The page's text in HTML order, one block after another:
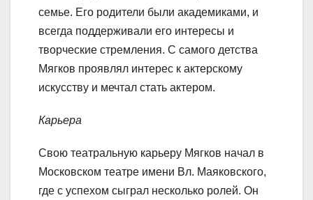
семье. Его родители были академиками, и
всегда поддерживали его интересы и
творческие стремления. С самого детства
Мягков проявлял интерес к актерскому
искусству и мечтал стать актером.
Карьера
Свою театральную карьеру Мягков начал в
Московском театре имени Вл. Маяковского,
где с успехом сыграл несколько ролей. Он